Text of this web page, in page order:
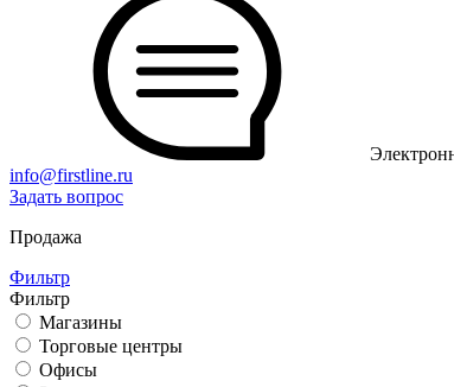
info@firstline.ru
Задать вопрос
Продажа
Фильтр
Фильтр
Магазины
Торговые центры
Офисы